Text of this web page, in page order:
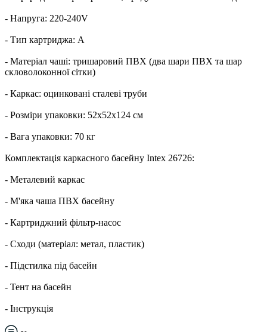
- Напруга: 220-240V
- Тип картриджа: A
- Матеріал чаші: тришаровий ПВХ (два шари ПВХ та шар
скловолоконної сітки)
- Каркас: оцинковані сталеві труби
- Розміри упаковки: 52x52x124 см
- Вага упаковки: 70 кг
Комплектація каркасного басейну Intex 26726:
- Металевий каркас
- М'яка чаша ПВХ басейну
- Картриджний фільтр-насос
- Сходи (матеріал: метал, пластик)
- Підстилка під басейн
- Тент на басейн
- Інструкція